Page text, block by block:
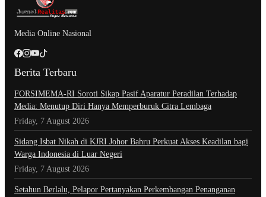
Media Online Nasional
Berita Terbaru
​FORSIMEMA-RI Soroti Sikap Pasif Aparatur Peradilan Terhadap
Media: Menutup Diri Hanya Memperburuk Citra Lembaga
Friday, 7 August 2026
Sidang Isbat Nikah di KJRI Johor Bahru Perkuat Akses Keadilan bagi
Warga Indonesia di Luar Negeri
Friday, 7 August 2026
Setahun Berlalu, Pelapor Pertanyakan Perkembangan Penanganan